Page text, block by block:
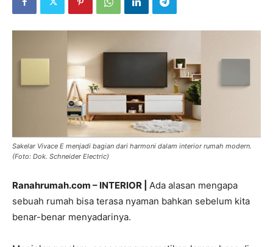
Sakelar Vivace E menjadi bagian dari harmoni dalam interior rumah modern.
(Foto: Dok. Schneider Electric)
Ranahrumah.com – INTERIOR | Ada alasan mengapa
sebuah rumah bisa terasa nyaman bahkan sebelum kita
benar-benar menyadarinya.